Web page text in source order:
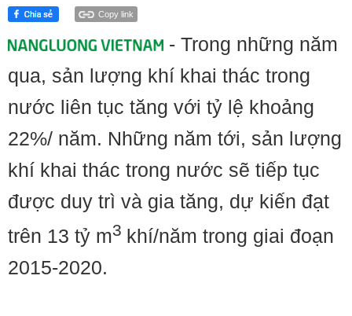
Copy link
- Trong những năm
qua, sản lượng khí khai thác trong
nước liên tục tăng với tỷ lệ khoảng
22%/ năm. Những năm tới, sản lượng
khí khai thác trong nước sẽ tiếp tục
được duy trì và gia tăng, dự kiến đạt
trên 13 tỷ m3 khí/năm trong giai đoạn
2015-2020.